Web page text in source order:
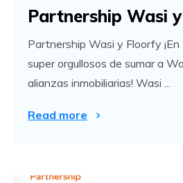
Partnership Wasi
Partnership Wasi y Floorfy
super orgullosos de sumar a
alianzas inmobiliarias! Wasi ...
Read more